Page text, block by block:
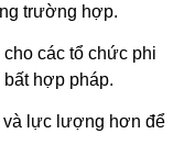
trường hợp.
các tổ chức phi
hợp pháp.
và lực lượng hơn để